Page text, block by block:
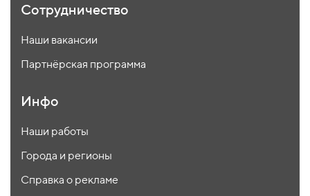
Сотрудничество
Наши вакансии
Партнёрская программа
Инфо
Наши работы
Города и регионы
Справка о рекламе